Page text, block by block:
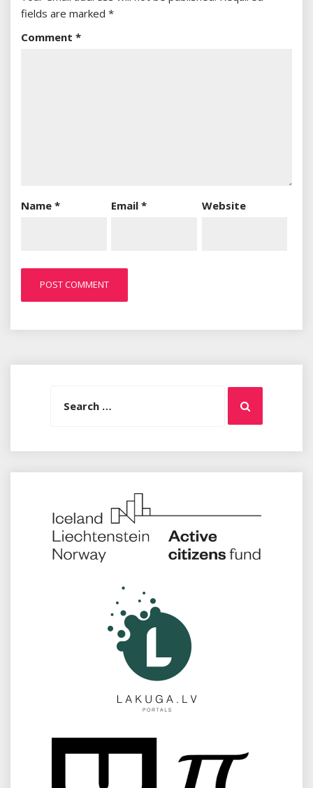
fields are marked *
Comment *
Name * Email* Website
Search